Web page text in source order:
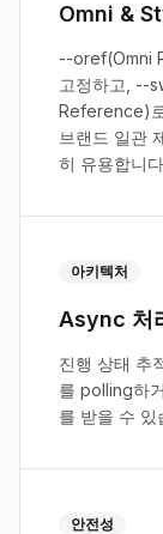
Omni &
--oref(Omni
고정하고, --
Reference)
브랜드 일관
히 유용합니
아키텍처
Async 처
진행 상태 추
를 polling하
를 받을 수 있
안전성